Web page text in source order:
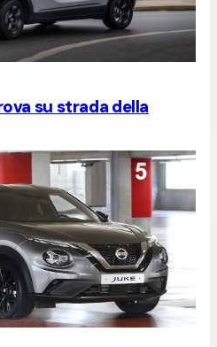
su strada della